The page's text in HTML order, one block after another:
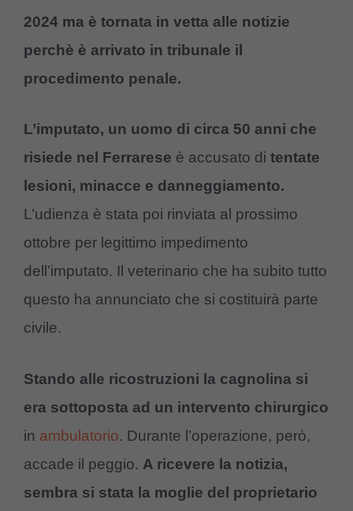
2024 ma è tornata in vetta alle notizie
perchè è arrivato in tribunale il
procedimento penale.
L’imputato, un uomo di circa 50 anni che
risiede nel Ferrarese è accusato di tentate
lesioni, minacce e danneggiamento.
L’udienza è stata poi rinviata al prossimo
ottobre per legittimo impedimento
dell’imputato. Il veterinario che ha subito tutto
questo ha annunciato che si costituirà parte
civile.
Stando alle ricostruzioni la cagnolina si
era sottoposta ad un intervento chirurgico
in ambulatorio. Durante l’operazione, però,
accade il peggio. A ricevere la notizia,
sembra si stata la moglie del proprietario